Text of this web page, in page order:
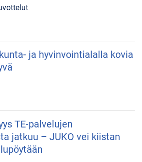
ja hyvinvointialalla kovia
TE-palvelujen
jatkuu – JUKO vei kiistan